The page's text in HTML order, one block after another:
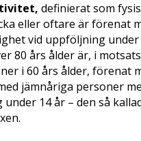
definierat som
eller oftare är förenat
vid uppföljning under
80 års ålder är, i
i 60 års ålder, förenat
jämnåriga personer
14 år – den så